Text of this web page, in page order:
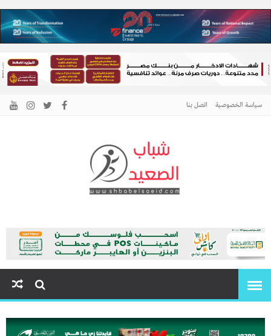
سياسة الخصوصية اتصل بنا
شباب الصعيد